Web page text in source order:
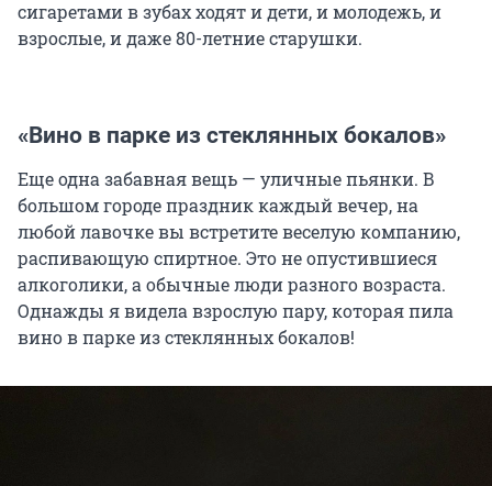
сигаретами в зубах ходят и дети, и молодежь, и
взрослые, и даже 80-летние старушки.
«Вино в парке из стеклянных бокалов»
Еще одна забавная вещь — уличные пьянки. В
большом городе праздник каждый вечер, на
любой лавочке вы встретите веселую компанию,
распивающую спиртное. Это не опустившиеся
алкоголики, а обычные люди разного возраста.
Однажды я видела взрослую пару, которая пила
вино в парке из стеклянных бокалов!